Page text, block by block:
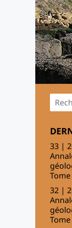
33 |
Tome
32 |
Tome